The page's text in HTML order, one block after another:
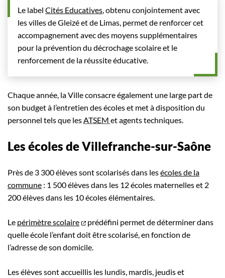
Le label Cités Educatives, obtenu conjointement avec
les villes de Gleizé et de Limas, permet de renforcer cet
accompagnement avec des moyens supplémentaires
pour la prévention du décrochage scolaire et le
renforcement de la réussite éducative.
Chaque année, la Ville consacre également une large part de
son budget à l’entretien des écoles et met à disposition du
personnel tels que lesATSEM et agents techniques.
Les écoles de Villefranche-sur-Saône
Près de 3 300 élèves sont scolarisés dans lesécoles de la
commune : 1 500 élèves dans les 12 écoles maternelles et 2
200 élèves dans les 10 écoles élémentaires.
Le périmètre scolaire
prédéfini permet de déterminer dans
quelle école l’enfant doit être scolarisé, en fonction de
l’adresse de son domicile.
Les élèves sont accueillis les lundis, mardis, jeudis et